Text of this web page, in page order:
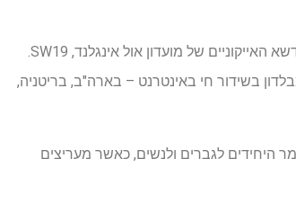
ווימבלדון 2026 כבר כאן, עם שחקני הטניס הטובים בעולם נאבקים בו על מגרשי הדשא האייקוניים של מועדון אול אינגלנד, SW19.
בשידור חי באינטרנט – בארה"ב, בריטניה,
הפתיחה ועד לגמר היחידים לגברים ולנשים, כאשר מעריצים